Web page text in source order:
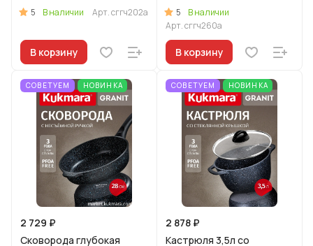
(черный)
5 В наличии Арт.сггч202а
В корзину
5
В наличии
Арт.сггч260а
В корзину
СОВЕТУЕМ НОВИНКА
2 729 ₽
Сковорода глубокая
СОВЕТУЕМ НОВИНКА
2 878 ₽
Кастрюля 3,5л со